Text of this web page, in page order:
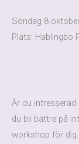
Söndag 8
Plats: Hablingbo
Är du
du bli bättre på
workshop för dig.